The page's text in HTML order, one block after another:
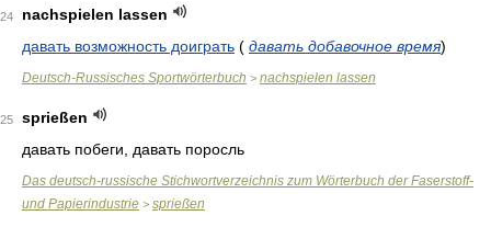
24
nachspielen lassen
давать возможность доиграть ( давать добавочное время)
Deutsch-Russisches Sportwörterbuch > nachspielen lassen
25
sprießen
давать побеги, давать поросль
Das deutsch-russische Stichwortverzeichnis zum Wörterbuch der Faserstoff-
und Papierindustrie > sprießen